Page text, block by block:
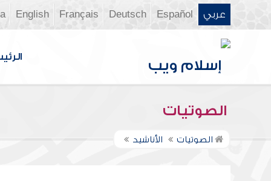
عربي Español
Deutsch
Français
English
الصوتيات
الصوتيات الأناشيد